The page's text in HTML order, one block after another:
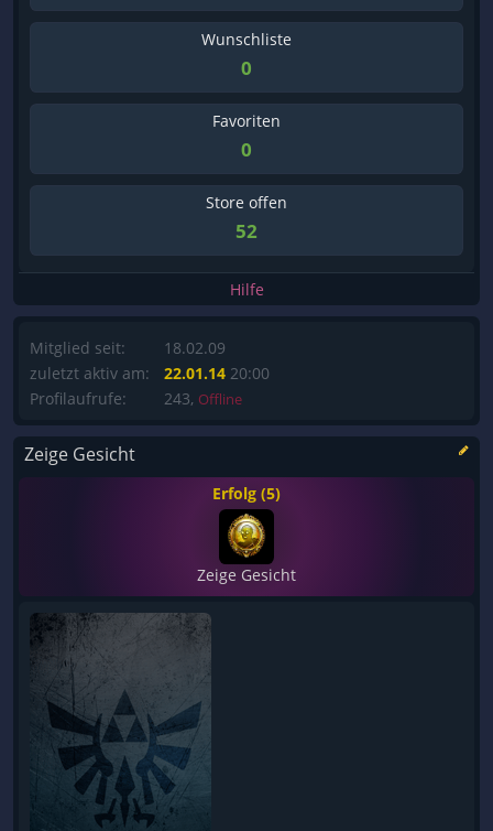
Wunschliste
0
Favoriten
0
Store offen
52
Hilfe
Mitglied seit:
zuletzt aktiv am:
Profilaufrufe:
18.02.09
22.01.14 20:00
243, Offline
Zeige Gesicht
Erfolg (5)
Zeige Gesicht